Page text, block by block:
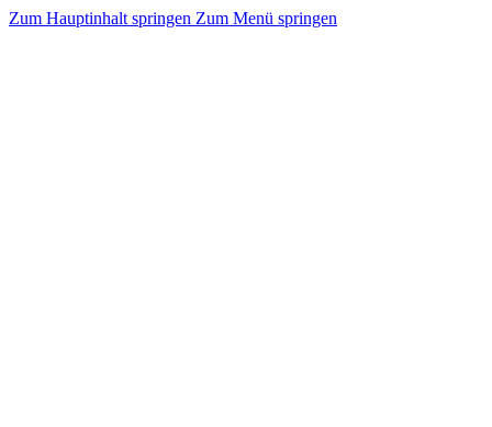
Zum Hauptinhalt springen Zum Menü springen